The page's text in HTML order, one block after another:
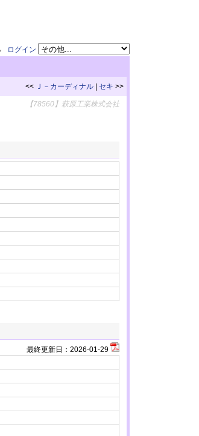
ログイン
<< Ｊ－カーディナル セキ >>
【78560】萩原工業株式会社
最終更新日： 2026-01-29